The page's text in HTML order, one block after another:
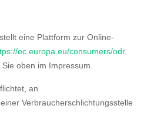
eine Plattform zur Online-
ec.europa.eu/consumers/odr.
oben im Impressum.
an
Verbraucherschlichtungsstelle